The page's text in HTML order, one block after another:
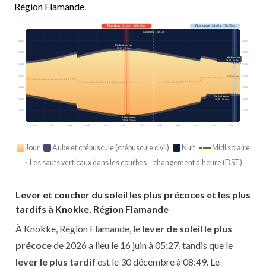
Région Flamande.
janv. févr. mars avril mai juin juil. août sept. oct. nov. déc.
Midi solaire
03:00 03:00
06:00 06:00
09:00 09:00
12:00 12:00
15:00 15:00
18:00 18:00
21:00 21:00
Plus long· 21 juin · 16h 41m Plus court· 21 déc. · 7h 55m
Aujourd’hui · 15h 11m
Earliest sunrise
05:27 · 16 juin
Latest sunrise
08:49 · 30 déc.
Earliest sunset
16:40 · 12 déc.
Latest sunset
22:09 · 25 juin
Jour Aube et crépuscule (crépuscule civil) Nuit
Midi solaire
· Les sauts verticaux dans les courbes = changement d'heure (DST)
Lever et coucher du soleil les plus précoces et les plus
tardifs à Knokke, Région Flamande
À Knokke, Région Flamande, le lever de soleil le plus
précocede 2026 a lieu le 16 juin à 05:27, tandis que le
lever le plus tardif est le 30 décembre à 08:49. Le